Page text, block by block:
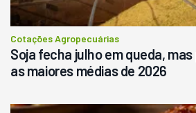
Consultar
Cotações Agropecuárias
Soja fecha julho em queda,
as maiores médias de 2026